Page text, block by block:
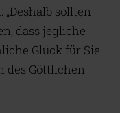
sollten
dass jegliche
Glück für Sie
des Göttlichen